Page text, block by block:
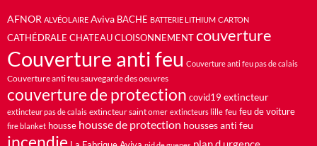
AFNOR ALVÉOLAIRE Aviva BACHE BATTERIE LITHIUM CARTON
CATHÉDRALE CHATEAU CLOISONNEMENT couverture
Couverture anti feu Couverture anti feu pas de calais
Couverture anti feu sauvegarde des oeuvres
couverture de protection covid19 extincteur
extincteur pas de calais extincteur saint omer extincteurs lille feu feu de voiture
fire blanket housse housse de protection housses anti feu
incendie